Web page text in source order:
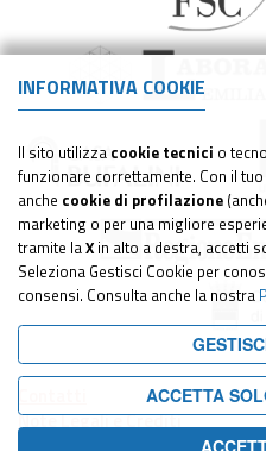
Note Legali e Crediti
INFORMATIVA COOKIE
Il sito utilizza cookie tecnici o
funzionare correttamente. Con il
anche cookie di profilazione
marketing o per una migliore
tramite laX in alto a destra, accetti
Seleziona Gestisci Cookie per
consensi. Consulta anche la nostra
ACCETTA